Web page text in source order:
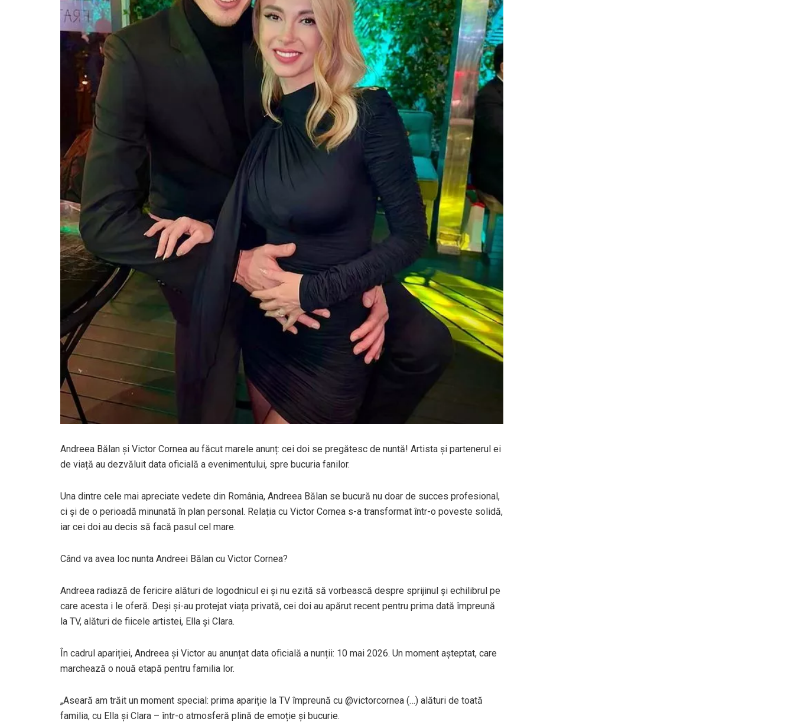
Andreea Bălan și Victor Cornea au făcut marele anunț: cei doi se pregătesc de nuntă! Artista și partenerul ei
de viață au dezvăluit data oficială a evenimentului, spre bucuria fanilor.
Una dintre cele mai apreciate vedete din România, Andreea Bălan se bucură nu doar de succes profesional,
ci și de o perioadă minunată în plan personal. Relația cu Victor Cornea s-a transformat într-o poveste solidă,
iar cei doi au decis să facă pasul cel mare.
Când va avea loc nunta Andreei Bălan cu Victor Cornea?
Andreea radiază de fericire alături de logodnicul ei și nu ezită să vorbească despre sprijinul și echilibrul pe
care acesta i le oferă. Deși și-au protejat viața privată, cei doi au apărut recent pentru prima dată împreună
la TV, alături de fiicele artistei, Ella și Clara.
În cadrul apariției, Andreea și Victor au anunțat data oficială a nunții: 10 mai 2026. Un moment așteptat, care
marchează o nouă etapă pentru familia lor.
„Aseară am trăit un moment special: prima apariție la TV împreună cu @victorcornea (…) alături de toată
familia, cu Ella și Clara – într-o atmosferă plină de emoție și bucurie.